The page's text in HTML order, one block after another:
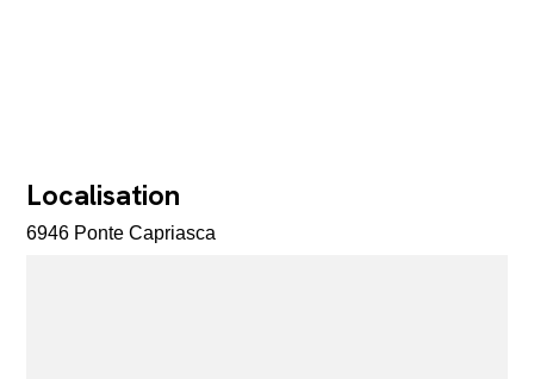
Localisation
6946 Ponte Capriasca